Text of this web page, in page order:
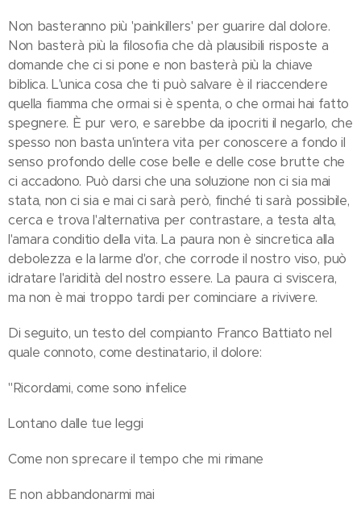
Non basteranno più 'painkillers' per guarire dal dolore.
Non basterà più la filosofia che dà plausibili risposte a
domande che ci si pone e non basterà più la chiave
biblica. L'unica cosa che ti può salvare è il riaccendere
quella fiamma che ormai si è spenta, o che ormai hai fatto
spegnere. È pur vero, e sarebbe da ipocriti il negarlo, che
spesso non basta un'intera vita per conoscere a fondo il
senso profondo delle cose belle e delle cose brutte che
ci accadono. Può darsi che una soluzione non ci sia mai
stata, non ci sia e mai ci sarà però, finché ti sarà possibile,
cerca e trova l'alternativa per contrastare, a testa alta,
l'amara conditio della vita. La paura non è sincretica alla
debolezza e la larme d'or, che corrode il nostro viso, può
idratare l'aridità del nostro essere. La paura ci sviscera,
ma non è mai troppo tardi per cominciare a rivivere.
Di seguito, un testo del compianto Franco Battiato nel
quale connoto, come destinatario, il dolore:
"Ricordami, come sono infelice
Lontano dalle tue leggi
Come non sprecare il tempo che mi rimane
E non abbandonarmi mai